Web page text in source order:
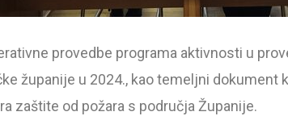
provedbe programa aktivnosti u
županije u 2024., kao temeljni
zaštite od požara s područja Županije.